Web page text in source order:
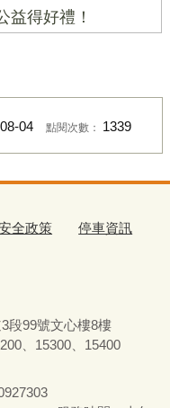
益得好禮！
04 點閱次數： 1339
全政策 停車資訊
段99號文心樓8樓
、15300、15400